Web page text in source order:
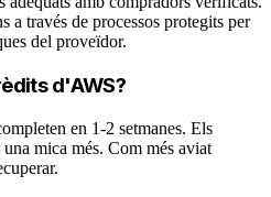
a través de processos protegits per
del proveïdor.
d'AWS?
en 1-2 setmanes. Els
mica més. Com més aviat